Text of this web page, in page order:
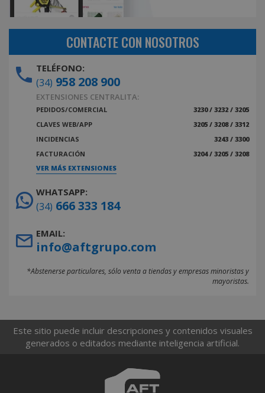
CONTACTE CON NOSOTROS
TELÉFONO:
(34) 958 208 900
EXTENSIONES CENTRALITA:
PEDIDOS/COMERCIAL
3230 / 3232 / 3205
CLAVES WEB/APP
3205 / 3208 / 3312
INCIDENCIAS
3243 / 3300
FACTURACIÓN
3204 / 3205 / 3208
VER MÁS EXTENSIONES
WHATSAPP:
(34) 666 333 184
EMAIL:
info@aftgrupo.com
*Abstenerse particulares, sólo venta a tiendas y empresas minoristas y
mayoristas.
Este sitio puede incluir descripciones y contenidos visuales
generados o editados mediante inteligencia artificial.